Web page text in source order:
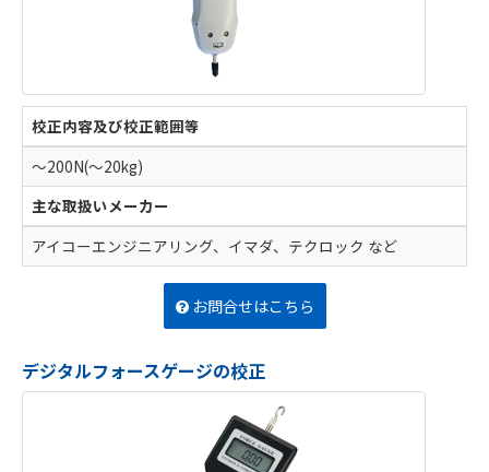
校正内容及び校正範囲等
～200N(～20kg)
主な取扱いメーカー
アイコーエンジニアリング、イマダ、テクロック など
お問合せはこちら
デジタルフォースゲージの校正